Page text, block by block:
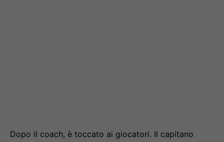
Dopo il coach, è toccato ai giocatori. Il capitano